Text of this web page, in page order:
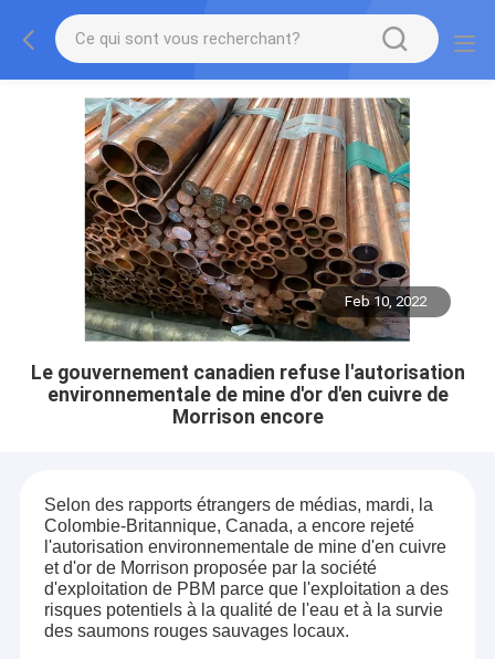
Feb 10, 2022
Le gouvernement canadien refuse l'autorisation
environnementale de mine d'or d'en cuivre de
Morrison encore
Selon des rapports étrangers de médias, mardi, la
Colombie-Britannique, Canada, a encore rejeté
l'autorisation environnementale de mine d'en cuivre
et d'or de Morrison proposée par la société
d'exploitation de PBM parce que l'exploitation a des
risques potentiels à la qualité de l'eau et à la survie
des saumons rouges sauvages locaux.